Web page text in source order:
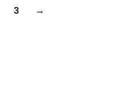
3 →